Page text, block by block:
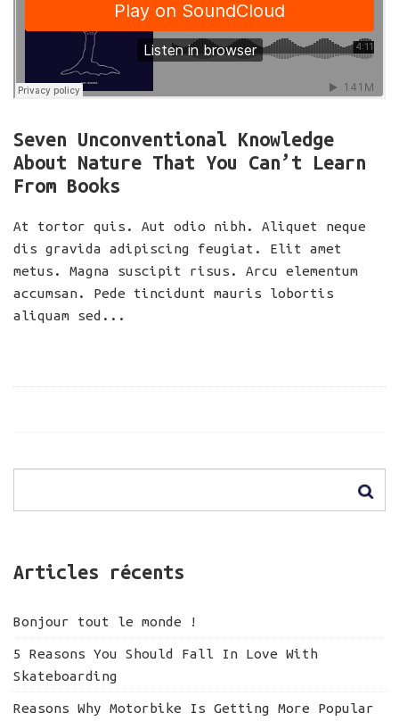
Seven Unconventional Knowledge
About Nature That You Can’t Learn
From Books
At tortor quis. Aut odio nibh. Aliquet neque
dis gravida adipiscing feugiat. Elit amet
metus. Magna suscipit risus. Arcu elementum
accumsan. Pede tincidunt mauris lobortis
aliquam sed...
Articles récents
Bonjour tout le monde !
5 Reasons You Should Fall In Love With
Skateboarding
Reasons Why Motorbike Is Getting More Popular